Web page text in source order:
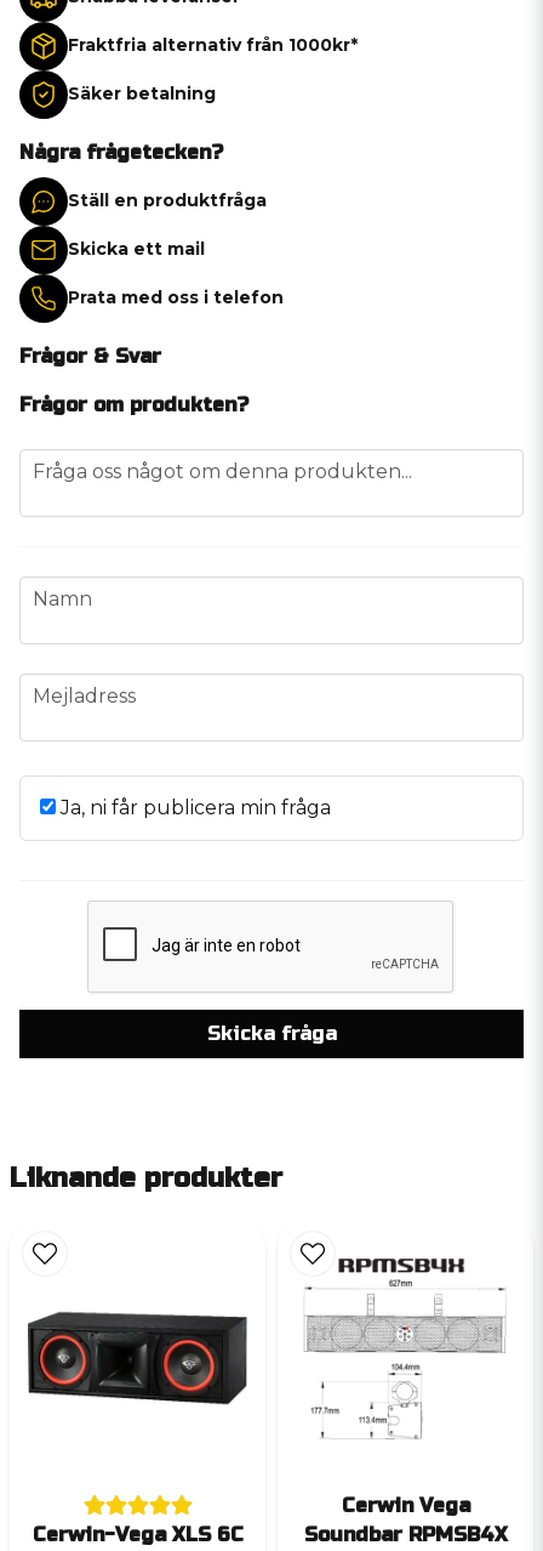
Fraktfria alternativ från 1000kr*
Säker betalning
Några frågetecken?
Ställ en produktfråga
Skicka ett mail
Prata med oss i telefon
Frågor & Svar
Frågor om produkten?
question
Fråga oss något om denna produkten...
name
Namn
email
Mejladress
Ja, ni får publicera min fråga
Skicka fråga
Liknande produkter
Cerwin-Vega XLS 6C
Cerwin Vega
Soundbar RPMSB4X